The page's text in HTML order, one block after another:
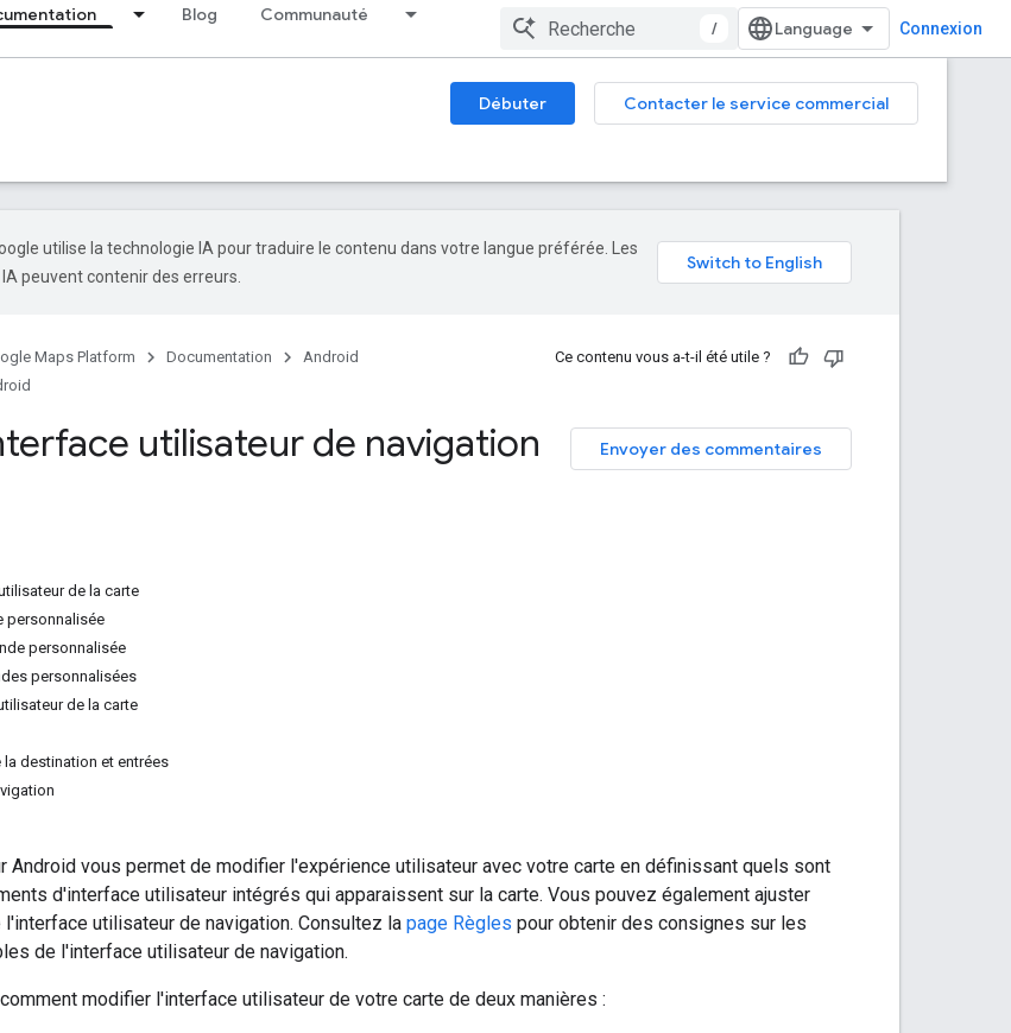
Blog Communauté
/ Connexion
Débuter
Contacter le service commercial
utilise la technologie IA pour traduire le contenu dans votre langue préférée. Les
peuvent contenir des erreurs.
Maps Platform Documentation
Android
Ce contenu vous a-t-il été utile ?
Envoyer des commentaires
utilisateur de navigation
de la carte
personnalisée
personnalisée
personnalisées
de la carte
la destination et entrées
Android vous permet de modifier l'expérience utilisateur avec votre carte en définissant quels sont
d'interface utilisateur intégrés qui apparaissent sur la carte. Vous pouvez également ajuster
l'interface utilisateur de navigation. Consultez la page Règles pour obtenir des consignes sur les
de l'interface utilisateur de navigation.
comment modifier l'interface utilisateur de votre carte de deux manières :